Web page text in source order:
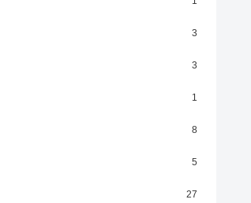
3
3
1
8
5
27